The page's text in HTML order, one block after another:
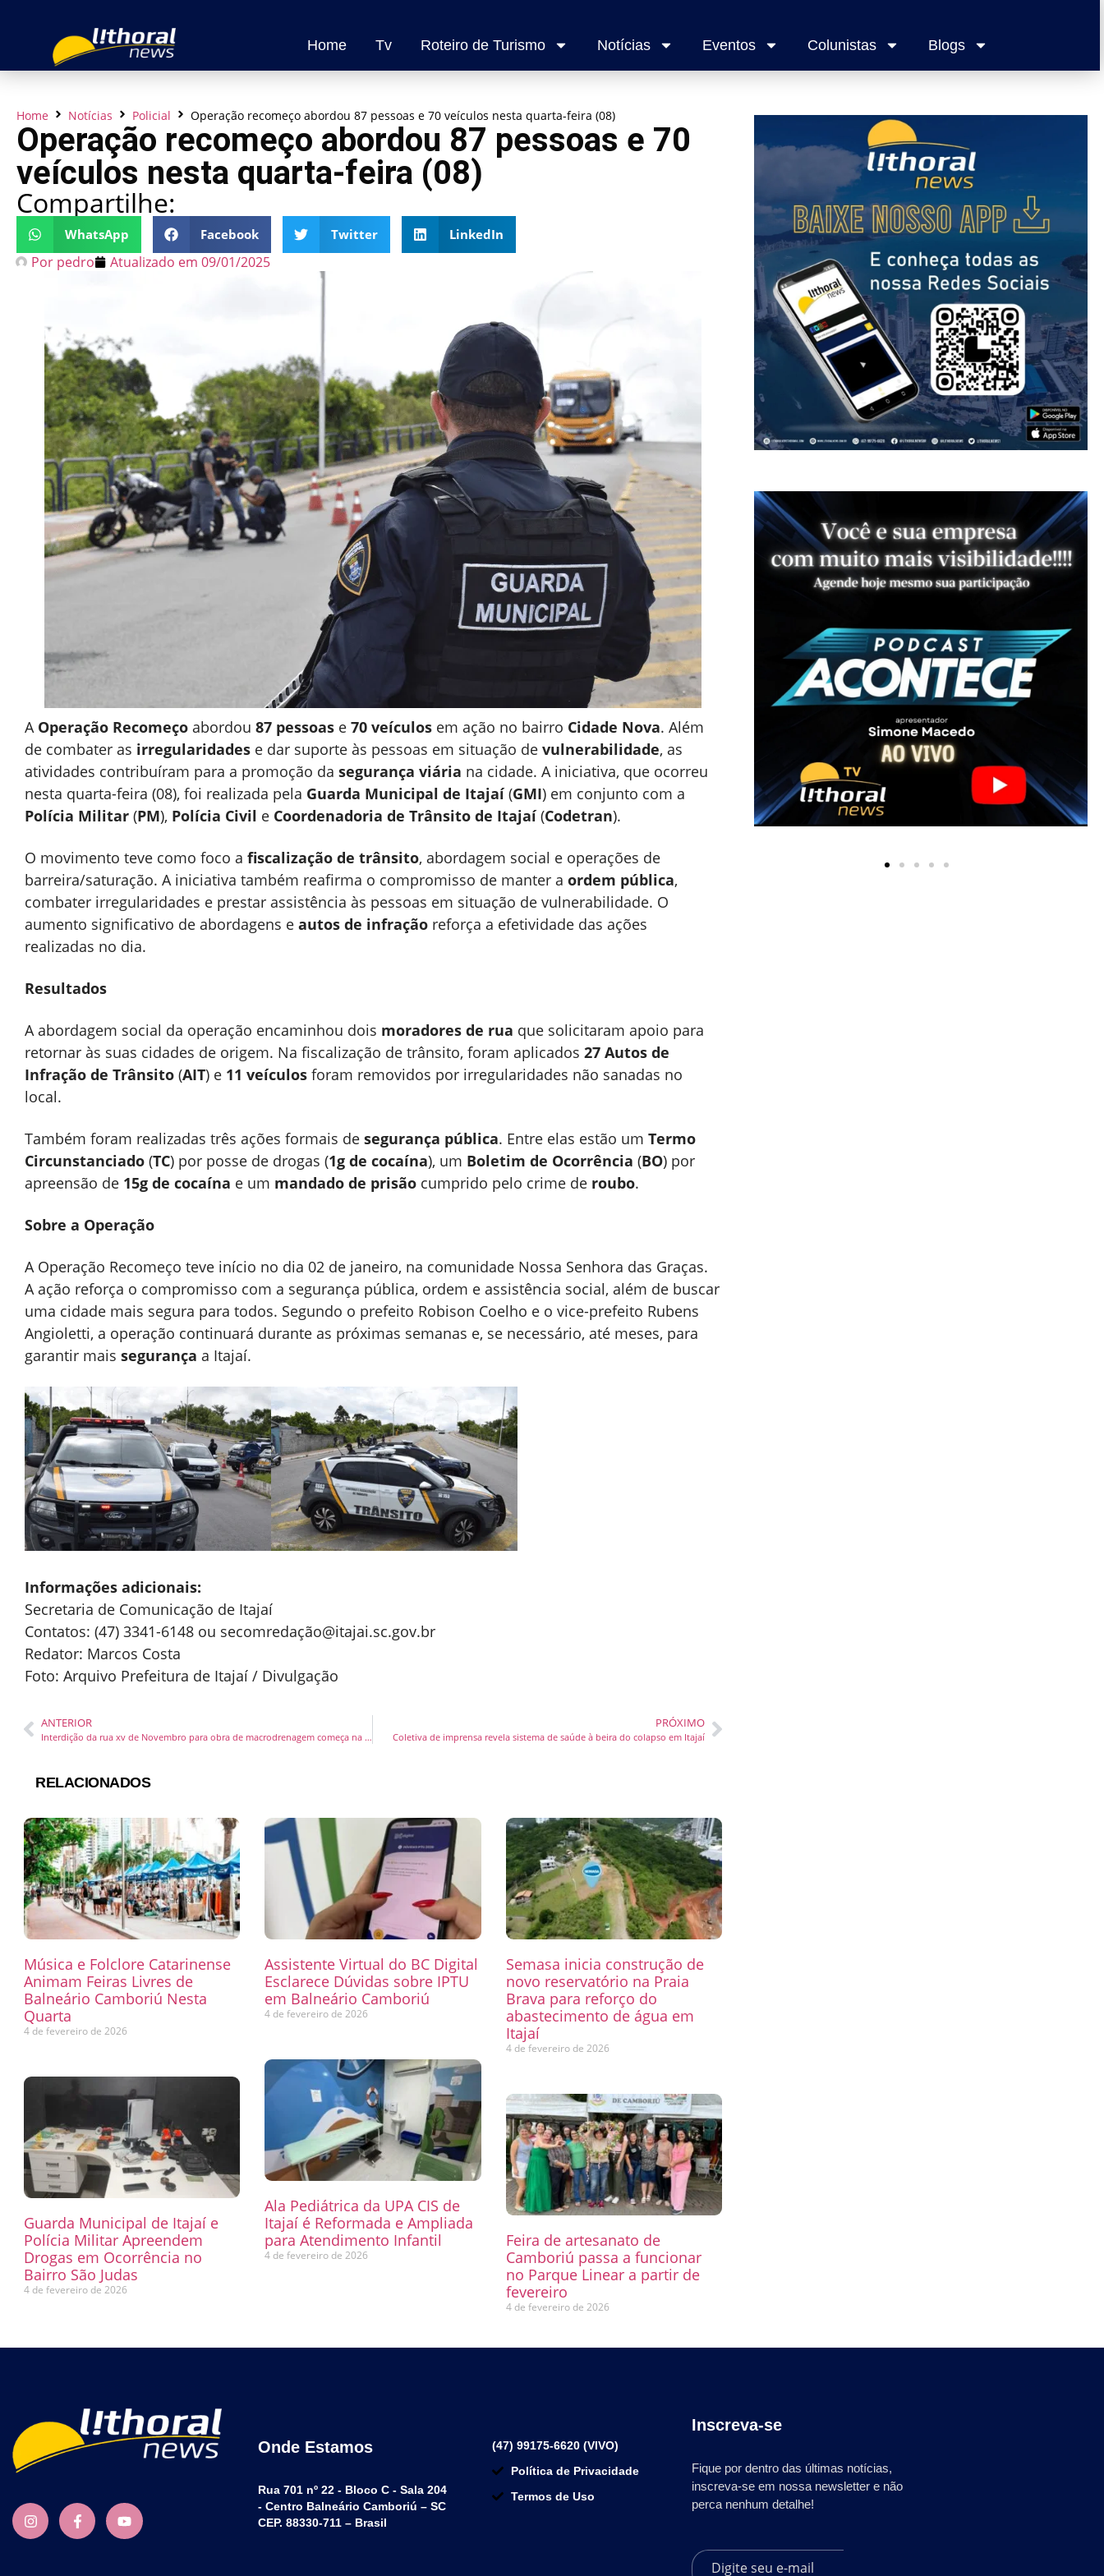
Home Tv Roteiro de Turismo Notícias Eventos Colunistas Blogs
Home Notícias Policial Operação recomeço abordou 87 pessoas e 70 veículos nesta quarta-feira (08)
Operação recomeço abordou 87 pessoas e 70
veículos nesta quarta-feira (08)
Compartilhe:
WhatsApp Facebook Twitter LinkedIn
Por pedro Atualizado em 09/01/2025
A Operação Recomeço abordou 87 pessoas e 70 veículos em ação no bairro Cidade Nova. Além
de combater as irregularidades e dar suporte às pessoas em situação de vulnerabilidade, as
atividades contribuíram para a promoção da segurança viária na cidade. A iniciativa, que ocorreu
nesta quarta-feira (08), foi realizada pela Guarda Municipal de Itajaí(GMI) em conjunto com a
Polícia Militar (PM), Polícia Civil e Coordenadoria de Trânsito de Itajaí(Codetran).
O movimento teve como foco a fiscalização de trânsito, abordagem social e operações de
barreira/saturação. A iniciativa também reafirma o compromisso de manter a ordem pública,
combater irregularidades e prestar assistência às pessoas em situação de vulnerabilidade. O
aumento significativo de abordagens e autos de infração reforça a efetividade das ações
realizadas no dia.
Resultados
A abordagem social da operação encaminhou dois moradores de rua que solicitaram apoio para
retornar às suas cidades de origem. Na fiscalização de trânsito, foram aplicados 27 Autos de
Infração de Trânsito (AIT) e 11 veículos foram removidos por irregularidades não sanadas no
local.
Também foram realizadas três ações formais de segurança pública. Entre elas estão um Termo
Circunstanciado (TC) por posse de drogas (1g de cocaína), um Boletim de Ocorrência (BO) por
apreensão de 15g de cocaína e um mandado de prisão cumprido pelo crime de roubo.
Sobre a Operação
A Operação Recomeço teve início no dia 02 de janeiro, na comunidade Nossa Senhora das Graças.
A ação reforça o compromisso com a segurança pública, ordem e assistência social, além de buscar
uma cidade mais segura para todos. Segundo o prefeito Robison Coelho e o vice-prefeito Rubens
Angioletti, a operação continuará durante as próximas semanas e, se necessário, até meses, para
garantir mais segurança a Itajaí.
Informações adicionais:
Secretaria de Comunicação de Itajaí
Contatos: (47) 3341-6148 ou secomredação@itajai.sc.gov.br
Redator: Marcos Costa
Foto: Arquivo Prefeitura de Itajaí / Divulgação
ANTERIOR
Interdição da rua xv de Novembro para obra de macrodrenagem começa na segunda-feira (13)
PRÓXIMO
Coletiva de imprensa revela sistema de saúde à beira do colapso em Itajaí
RELACIONADOS
Música e Folclore Catarinense
Animam Feiras Livres de
Balneário Camboriú Nesta
Quarta
4 de fevereiro de 2026
Assistente Virtual do BC Digital
Esclarece Dúvidas sobre IPTU
em Balneário Camboriú
4 de fevereiro de 2026
Semasa inicia construção de
novo reservatório na Praia
Brava para reforço do
abastecimento de água em
Itajaí
4 de fevereiro de 2026
Guarda Municipal de Itajaí e
Polícia Militar Apreendem
Drogas em Ocorrência no
Bairro São Judas
4 de fevereiro de 2026
Ala Pediátrica da UPA CIS de
Itajaí é Reformada e Ampliada
para Atendimento Infantil
4 de fevereiro de 2026
Feira de artesanato de
Camboriú passa a funcionar
no Parque Linear a partir de
fevereiro
4 de fevereiro de 2026
Onde Estamos
Rua 701 nº 22 - Bloco C - Sala 204
- Centro Balneário Camboriú – SC
CEP. 88330-711 – Brasil
(47) 99175-6620 (VIVO)
Política de Privacidade
Termos de Uso
Inscreva-se
Fique por dentro das últimas notícias,
inscreva-se em nossa newsletter e não
perca nenhum detalhe!